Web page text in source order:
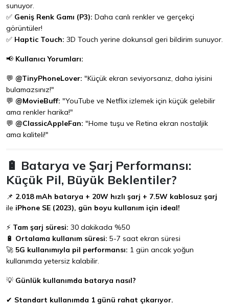
sunuyor.
✅ Geniş Renk Gamı (P3): Daha canlı renkler ve gerçekçi
görüntüler!
✅ Haptic Touch: 3D Touch yerine dokunsal geri bildirim sunuyor.
📢 Kullanıcı Yorumları:
💬 @TinyPhoneLover: "Küçük ekran seviyorsanız, daha iyisini
bulamazsınız!"
💬 @MovieBuff: "YouTube ve Netflix izlemek için küçük gelebilir
ama renkler harika!"
💬 @ClassicAppleFan: "Home tuşu ve Retina ekran nostaljik
ama kaliteli!"
🔋 Batarya ve Şarj Performansı:
Küçük Pil, Büyük Beklentiler?
📌 2.018 mAh batarya + 20W hızlı şarj + 7.5W kablosuz şarj
ile iPhone SE (2023), gün boyu kullanım için ideal!
⚡ Tam şarj süresi: 30 dakikada %50
🔋 Ortalama kullanım süresi: 5-7 saat ekran süresi
🚀 5G kullanımıyla pil performansı: 1 gün ancak yoğun
kullanımda yetersiz kalabilir.
💡 Günlük kullanımda batarya nasıl?
✔ Standart kullanımda 1 günü rahat çıkarıyor.